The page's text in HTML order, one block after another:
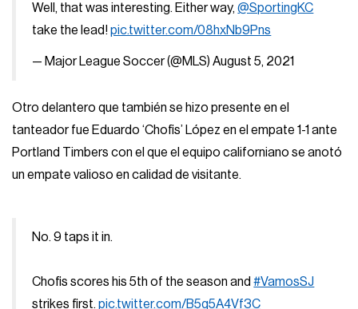
Well, that was interesting. Either way,@SportingKC
take the lead!pic.twitter.com/08hxNb9Pns
— Major League Soccer (@MLS)August 5, 2021
Otro delantero que también se hizo presente en el
tanteador fue Eduardo ‘Chofis’ López en el empate 1-1 ante
Portland Timbers con el que el equipo californiano se anotó
un empate valioso en calidad de visitante.
No. 9 taps it in.
Chofis scores his 5th of the season and#VamosSJ
strikes first.pic.twitter.com/B5q5A4Vf3C